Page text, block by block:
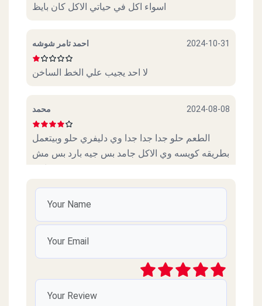
اسواء اكل في حياتي الاكل كان بايظ
احمد تامر شوشه 2024-10-31
لا احد يجيب علي الخط الساخن
محمد 2024-08-08
الطعم حلو جدا جدا جدا وي دليفري حلو وبيتعمل
بطريقه كويسه وي الاكل جامد بس جيه بارد بس مش
اوي
حسن
2023-05-06
الاكل وصل بارد ومتأخر